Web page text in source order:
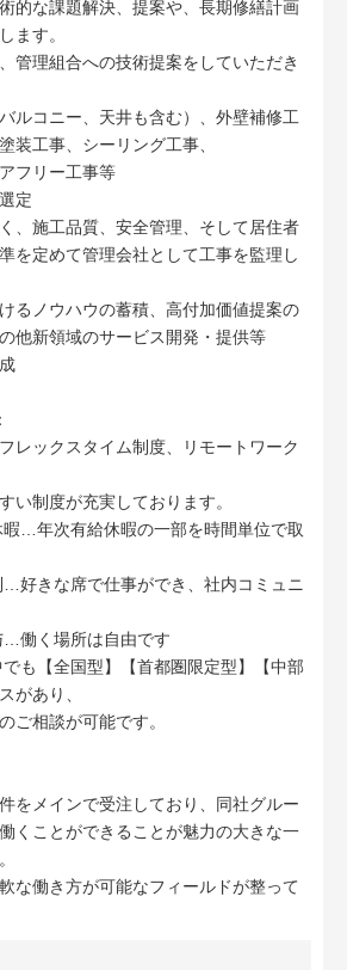
的な課題解決、提案や、長期修繕計画
ます。
管理組合への技術提案をしていただき
ルコニー、天井も含む）、外壁補修工
装工事、シーリング工事、
フリー工事等
定
、施工品質、安全管理、そして居住者
を定めて管理会社として工事を監理し
るノウハウの蓄積、高付加価値提案の
他新領域のサービス開発・提供等
レックスタイム制度、リモートワーク
い制度が充実しております。
…年次有給休暇の一部を時間単位で取
好きな席で仕事ができ、社内コミュニ
…働く場所は自由です
も【全国型】【首都圏限定型】【中部
があり、
ご相談が可能です。
をメインで受注しており、同社グルー
くことができることが魅力の大きな一
な働き方が可能なフィールドが整って